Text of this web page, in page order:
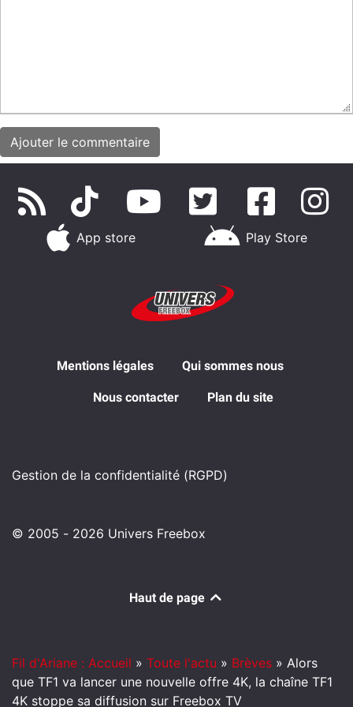
App store Play Store
Mentions légales Qui sommes nous
Nous contacter Plan du site
Gestion de la confidentialité (RGPD)
© 2005 - 2026 Univers Freebox
Haut de page
Fil d'Ariane : Accueil » Toute l'actu » Brèves » Alors
que TF1 va lancer une nouvelle offre 4K, la chaîne TF1
4K stoppe sa diffusion sur Freebox TV